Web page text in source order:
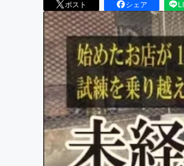
ポスト シェア